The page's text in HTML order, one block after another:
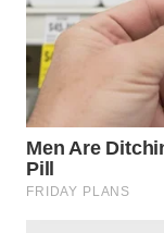
WN
KARO
SIMALUNGUN
LABUHANBATU